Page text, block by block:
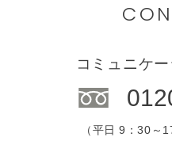
コミュニケ
（平日 9：30～